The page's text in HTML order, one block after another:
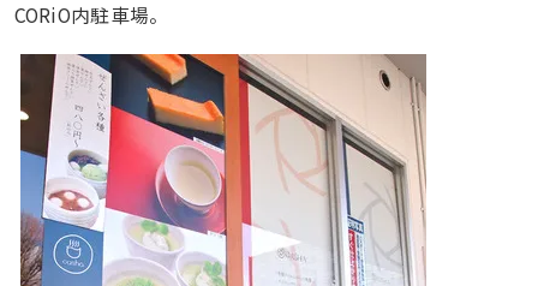
CORiO内駐車場。